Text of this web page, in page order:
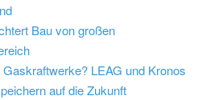
Bau von großen
LEAG und Kronos
auf die Zukunft